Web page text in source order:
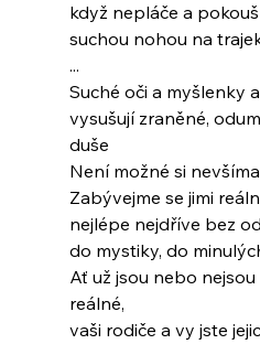
když nepláče a
suchou nohou na
...
Suché oči a myšlenky
vysušují zraněné,
duše
Není možné si
Zabývejme se jimi
nejlépe nejdříve bez
do mystiky, do
Ať už jsou nebo
reálné,
vaši rodiče a vy jste